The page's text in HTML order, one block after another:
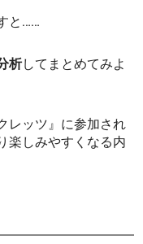
と……
析してまとめてみよ
レッツ』に参加され
楽しみやすくなる内